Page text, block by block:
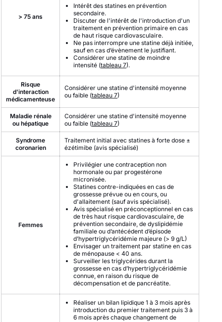
> 75 ans
Intérêt des statines en prévention
secondaire.
Discuter de l'intérêt de l'introduction d'un
traitement en prévention primaire en cas
de haut risque cardiovasculaire.
Ne pas interrompre une statine déjà initiée,
sauf en cas d’évènement le justifiant.
Considérer une statine de moindre
intensité (tableau 7).
Risque
d'interaction
médicamenteuse
Considérer une statine d'intensité moyenne
ou faible (tableau 7)
Maladie rénale
ou hépatique
Considérer une statine d'intensité moyenne
ou faible (tableau 7)
Syndrome
coronarien
Traitement initial avec statines à forte dose ±
ézétimibe (avis spécialisé)
Femmes
Privilégier une contraception non
hormonale ou par progestérone
micronisée.
Statines contre-indiquées en cas de
grossesse prévue ou en cours, ou
d'allaitement (sauf avis spécialisé).
Avis spécialisé en préconceptionnel en cas
de très haut risque cardiovasculaire, de
prévention secondaire, de dyslipidémie
familiale ou d’antécédent d’épisode
d’hypertriglycéridémie majeure (> 9 g/L)
Envisager un traitement par statine en cas
de ménopause < 40 ans.
Surveiller les triglycérides durant la
grossesse en cas d’hypertriglycéridémie
connue, en raison du risque de
décompensation et de pancréatite.
Réaliser un bilan lipidique 1 à 3 mois après
introduction du premier traitement puis 3 à
6 mois après chaque changement de